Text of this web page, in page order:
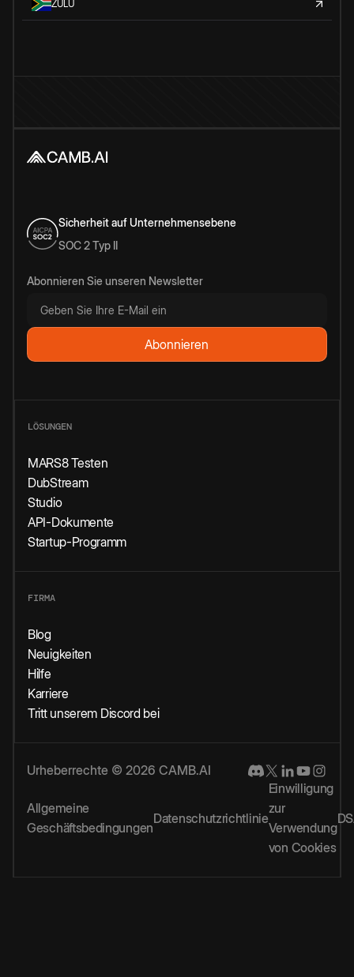
ZULU
Sicherheit auf Unternehmensebene
SOC 2 Typ II
Abonnieren Sie unseren Newsletter
LÖSUNGEN
MARS8 Testen
DubStream
Studio
API-Dokumente
Startup-Programm
FIRMA
Blog
Neuigkeiten
Hilfe
Karriere
Tritt unserem Discord bei
Urheberrechte © 2026 CAMB.AI
Allgemeine
Geschäftsbedingungen
Datenschutzrichtlinie
Einwilligung
zur
Verwendung
von Cookies